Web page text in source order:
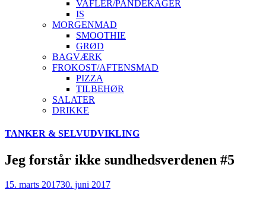
VAFLER/PANDEKAGER
IS
MORGENMAD
SMOOTHIE
GRØD
BAGVÆRK
FROKOST/AFTENSMAD
PIZZA
TILBEHØR
SALATER
DRIKKE
Skip
content
TANKER & SELVUDVIKLING
Jeg forstår ikke sundhedsverdenen #5
15. marts 201730. juni 2017